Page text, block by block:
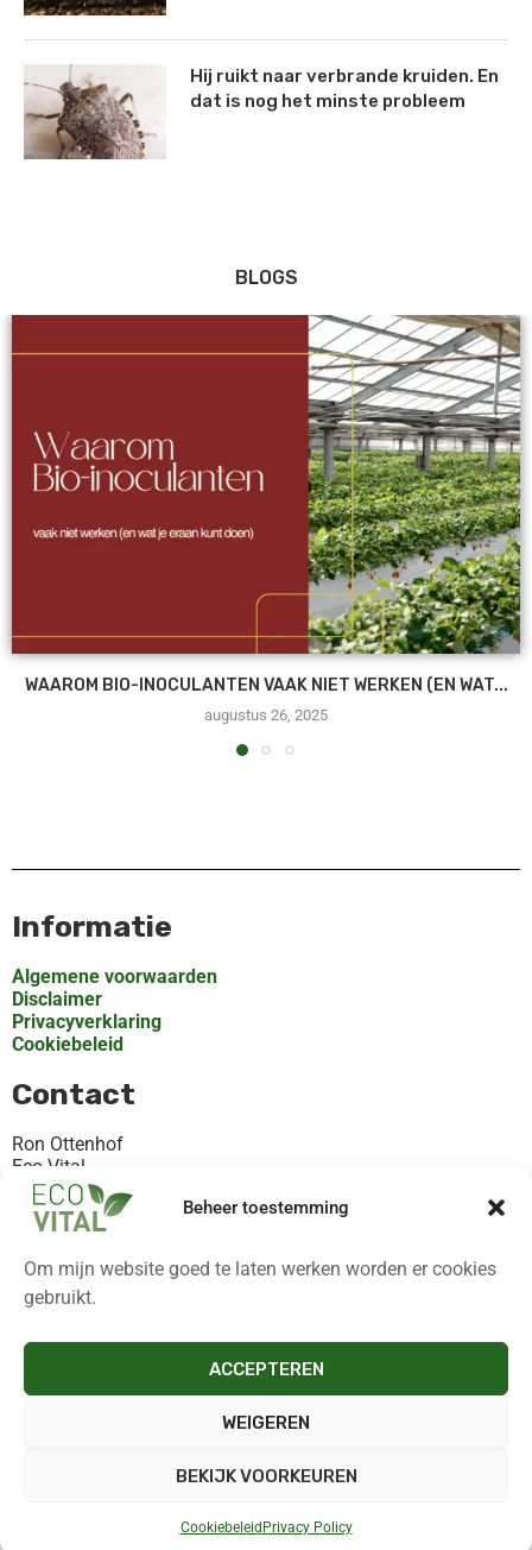
Beheer toestemming
Om mijn website goed te laten werken worden er cookies
gebruikt.
ACCEPTEREN
WEIGEREN
BEKIJK VOORKEUREN
Cookiebeleid Privacy Policy
Hij ruikt naar verbrande kruiden. En
dat is nog het minste probleem
BLOGS
WAAROM BIO-INOCULANTEN VAAK NIET WERKEN (EN WAT...
augustus 26, 2025
Informatie
Algemene voorwaarden
Disclaimer
Privacyverklaring
Cookiebeleid
Contact
Ron Ottenhof
Eco-Vital
Rooilaan 30, Valthermond
KvK 82368872
+31621119102
Contact@eco-vital.nl
Niets missen? Meld je aan voor de nieuwsbrief. Je ontvangt
dan als eerste de nieuwste tips, inspiratie en meer!